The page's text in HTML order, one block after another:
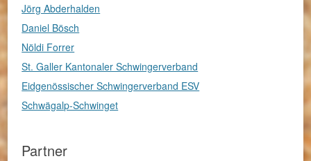
Jörg Abderhalden
Daniel Bösch
Nöldi Forrer
St. Galler Kantonaler Schwingerverband
Eidgenössischer Schwingerverband ESV
Schwägalp-Schwinget
Partner